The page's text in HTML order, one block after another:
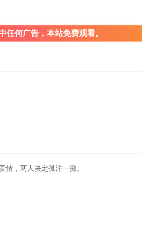
任何广告，本站免费观看。
情，两人决定孤注一掷。